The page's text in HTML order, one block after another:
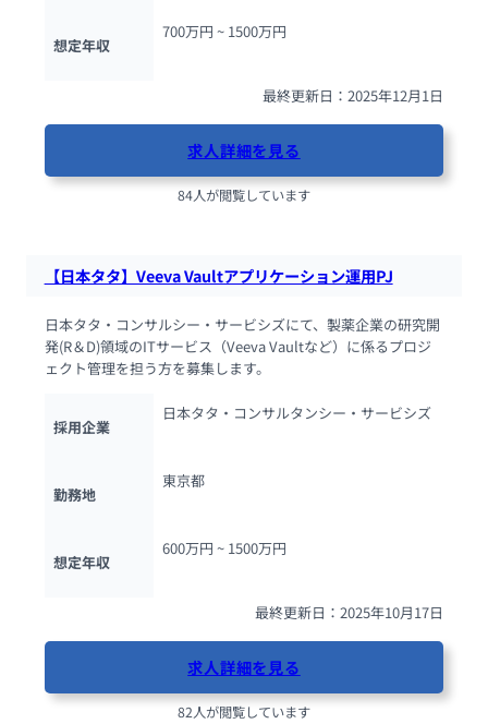
想定年収
700万円 ~ 1500万円
最終更新日：2025年12月1日
求人詳細を見る
84人が閲覧しています
【日本タタ】Veeva Vaultアプリケーション運用PJ
日本タタ・コンサルシー・サービシズにて、製薬企業の研究開
発(R＆D)領域のITサービス（Veeva Vaultなど）に係るプロジ
ェクト管理を担う方を募集します。
採用企業
日本タタ・コンサルタンシー・サービシズ
勤務地
東京都
想定年収
600万円 ~ 1500万円
最終更新日：2025年10月17日
求人詳細を見る
82人が閲覧しています